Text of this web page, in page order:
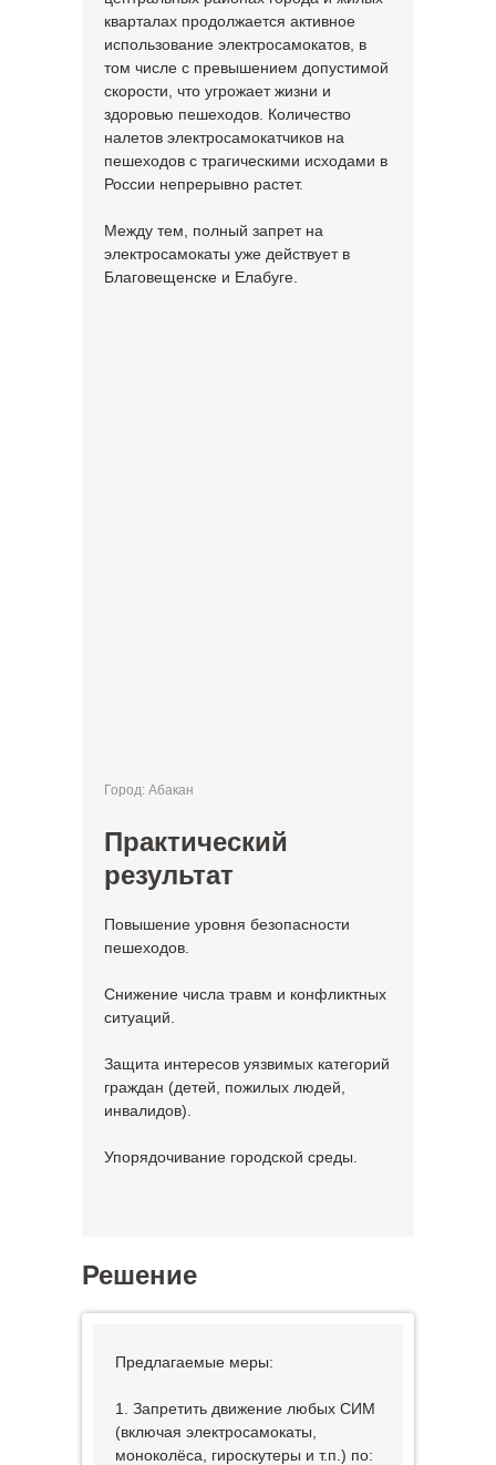
кварталах продолжается активное
использование электросамокатов, в
том числе с превышением допустимой
скорости, что угрожает жизни и
здоровью пешеходов. Количество
налетов электросамокатчиков на
пешеходов с трагическими исходами в
России непрерывно растет.
Между тем, полный запрет на
электросамокаты уже действует в
Благовещенске и Елабуге.
Город: Абакан
Практический
результат
Повышение уровня безопасности
пешеходов.
Снижение числа травм и конфликтных
ситуаций.
Защита интересов уязвимых категорий
граждан (детей, пожилых людей,
инвалидов).
Упорядочивание городской среды.
Решение
Предлагаемые меры:
1. Запретить движение любых СИМ
(включая электросамокаты,
моноколёса, гироскутеры и т.п.) по: